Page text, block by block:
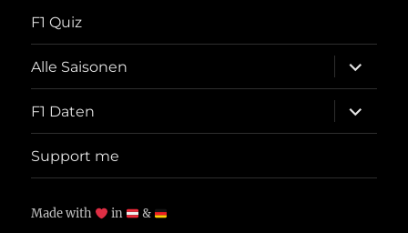
F1 Quiz
Alle Saisonen
öffnen
F1 Daten
öffnen
Support me
Made with in &